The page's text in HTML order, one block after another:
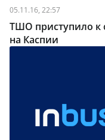
05.11.16, 22:57
ТШО приступило к
на Каспии